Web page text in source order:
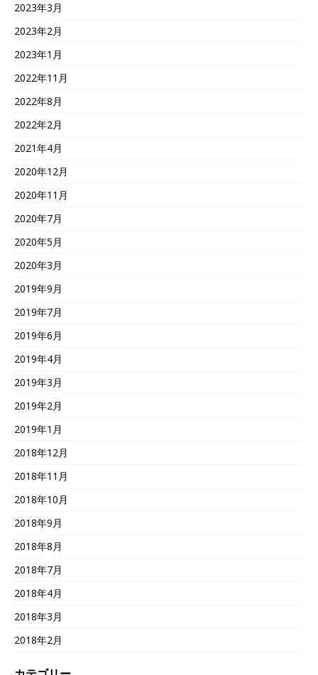
2023年3月
2023年2月
2023年1月
2022年11月
2022年8月
2022年2月
2021年4月
2020年12月
2020年11月
2020年7月
2020年5月
2020年3月
2019年9月
2019年7月
2019年6月
2019年4月
2019年3月
2019年2月
2019年1月
2018年12月
2018年11月
2018年10月
2018年9月
2018年8月
2018年7月
2018年4月
2018年3月
2018年2月